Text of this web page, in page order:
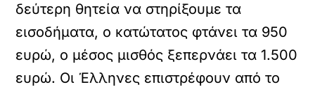
δεύτερη θητεία να στηρίξουμε τα
εισοδήματα, ο κατώτατος φτάνει τα 950
ευρώ, ο μέσος μισθός ξεπερνάει τα 1.500
ευρώ. Οι Έλληνες επιστρέφουν από το